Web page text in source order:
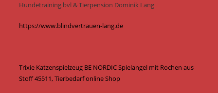
Hundetraining bvl & Tierpension Dominik Lang
https://www.blindvertrauen-lang.de
Trixie Katzenspielzeug BE NORDIC Spielangel mit Rochen aus
Stoff 45511, Tierbedarf online Shop